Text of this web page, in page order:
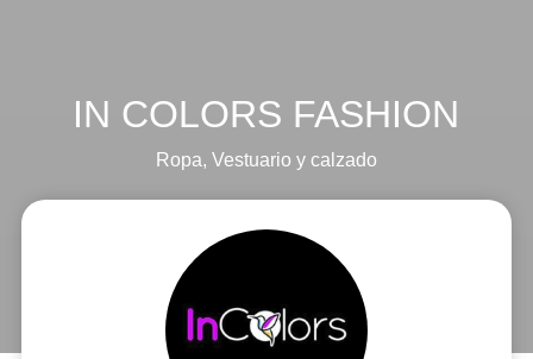
IN COLORS FASHION
Ropa, Vestuario y calzado